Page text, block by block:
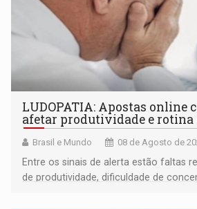
LUDOPATIA: Apostas online
afetar produtividade e rotina
Brasil e Mundo 08 de Agosto de
Entre os sinais de alerta estão faltas
de produtividade, dificuldade de